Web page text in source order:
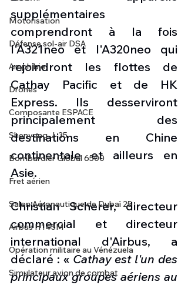
Motorisation
Défense sol-air DSA
Amphibie
Drones
Composante ESPACE
Shenyang J-35
Bombardier Global 6500
Fret aérien
Salon Aéronautique de Dubaï 25
Airbus H145M
Opération militaire au Vénézuela
Simulateur avion de combat
supplémentaires
comprendront à la fois
l'A321neo et l'A320neo qui
rejoindront les flottes de
Cathay Pacific et de HK
Express. Ils desserviront
principalement des
destinations en Chine
continentale et ailleurs en
Asie.
Christian Scherer, directeur
commercial et directeur
international d'Airbus, a
déclaré : « Cathay est l'un des
principaux groupes aériens au